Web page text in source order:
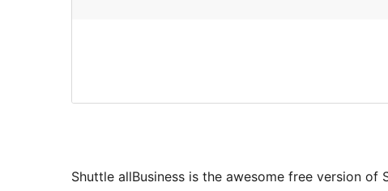
Shuttle allBusiness is the awesome free version